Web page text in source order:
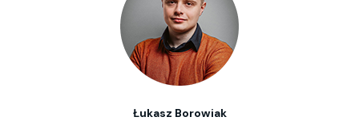
Łukasz Borowiak